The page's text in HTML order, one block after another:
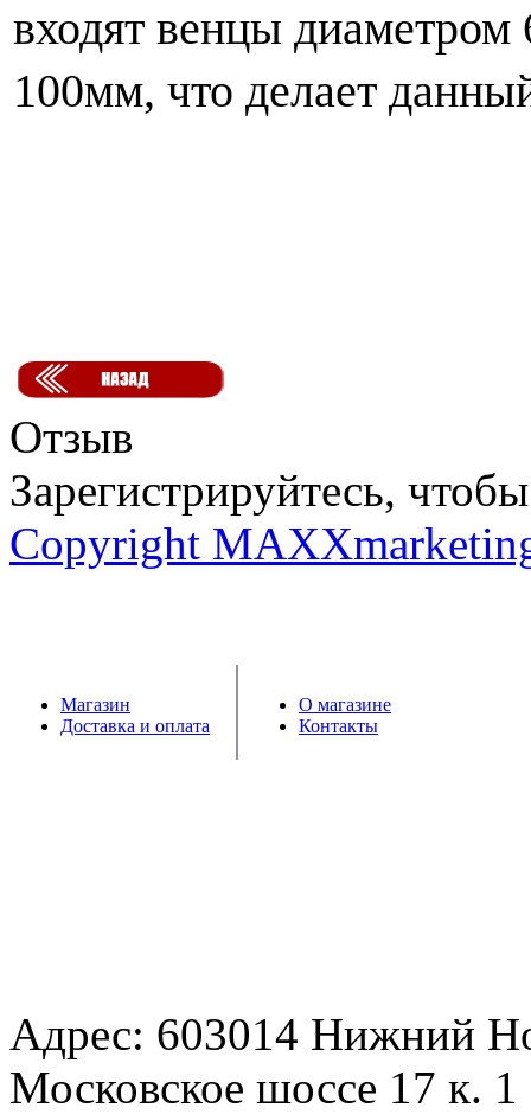
входят венцы
100мм, что делает
Отзыв
Зарегистрируйтесь,
Copyright
Магазин
Доставка и оплата
О магазине
Контакты
Адрес: 603014 Нижний
Московское шоссе 17 к.